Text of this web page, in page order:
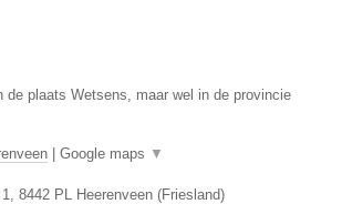
de plaats Wetsens, maar wel in de provincie
Google maps ▼
, 8442 PL Heerenveen (Friesland)